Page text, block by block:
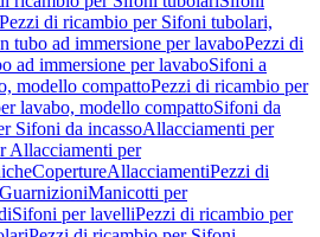
Pezzi di ricambio per Sifoni tubolari,
tubo ad immersione per lavaboPezzi di
ad immersione per lavaboSifoni a
modello compattoPezzi di ricambio per
lavabo, modello compattoSifoni da
Sifoni da incassoAllacciamenti per
Allacciamenti per
CopertureAllacciamentiPezzi di
GuarnizioniManicotti per
Sifoni per lavelliPezzi di ricambio per